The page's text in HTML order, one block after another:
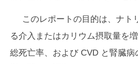
このレポートの目的は、ナト
る介入またはカリウム摂取量を
総死亡率、および CVD と腎臓